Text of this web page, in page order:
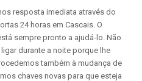
resposta imediata através do
24 horas em Cascais. O
sempre pronto a ajudá-lo. Não
durante a noite porque lhe
também à mudança de
chaves novas para que esteja